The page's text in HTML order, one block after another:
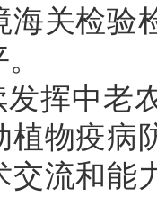
海关检验
发挥中
植物疫病
交流和能